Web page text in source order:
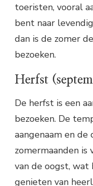
toeristen, vooral
bent naar
dan is de zomer
bezoeken.
Herfst
De herfst is een
bezoeken. De
aangenaam en
zomermaanden is
van de oogst,
genieten van